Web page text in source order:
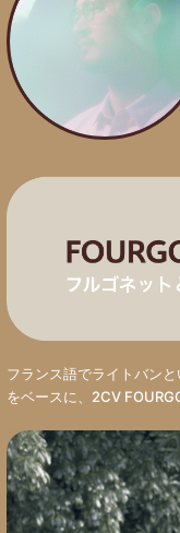
フランス語でライトバン
をベースに、2CV